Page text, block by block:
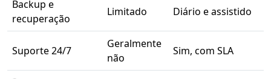
Backup e
recuperação
Limitado Diário e assistido
Suporte 24/7
Geralmente
não
Sim, com SLA